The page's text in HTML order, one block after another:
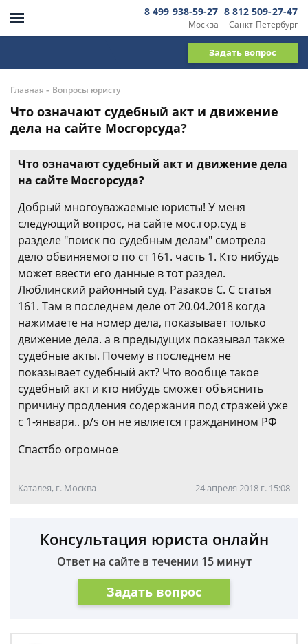
Москва
8 499 938-59-27
Санкт-Петербург
8 812 509-27-47
Задать вопрос
Главная - Вопросы юристу
Что означают судебный акт и движение
дела на сайте Мосгорсуда?
Что означают судебный акт и движение дела
на сайте Мосгорсуда?
Добрый многоуважаемые юристы! У меня
следующий вопрос, на сайте мос.гор.суд в
разделе "поиск по судебным делам" смотрела
дело обвиняемого по ст 161. часть 1. Кто нибудь
может ввести его данные в тот раздел.
Люблинский районный суд. Разаков С. С статья
161. Там в последнем деле от 20.04.2018 когда
нажимаете на номер дела, показывает только
движение дела. а в предыдущих показывал также
судебные акты. Почему в последнем не
показывает судебный акт? Что вообще такое
судебный акт и кто нибудь сможет объяснить
причину продления содержания под стражей уже
с 1-января.. p/s он не является гражданином РФ
Спастбо огромное
Каталея, г. Москва 24 апреля 2018 г. 15:08
Консультация юриста онлайн
Ответ на сайте в течении 15 минут
Задать вопрос